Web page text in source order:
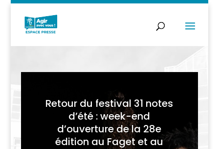
Retour du festival 31 notes
d’été : week-end
d’ouverture de la 28e
édition au Faget et au